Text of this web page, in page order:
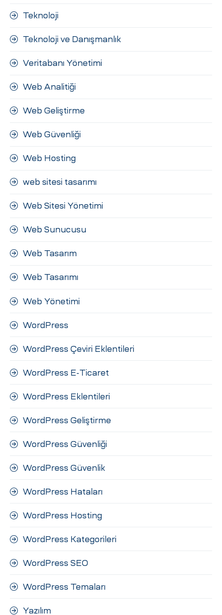
Teknoloji
Teknoloji ve Danışmanlık
Veritabanı Yönetimi
Web Analitiği
Web Geliştirme
Web Güvenliği
Web Hosting
web sitesi tasarımı
Web Sitesi Yönetimi
Web Sunucusu
Web Tasarım
Web Tasarımı
Web Yönetimi
WordPress
WordPress Çeviri Eklentileri
WordPress E-Ticaret
WordPress Eklentileri
WordPress Geliştirme
WordPress Güvenliği
WordPress Güvenlik
WordPress Hataları
WordPress Hosting
WordPress Kategorileri
WordPress SEO
WordPress Temaları
Yazılım